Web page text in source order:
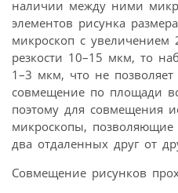
наличии между ними
элементов рисунка
микроскоп с увеличением
резкости 10–15 мкм, то
1–3 мкм, что не
совмещение по площади
поэтому для совмещения
микроскопы,
два отдаленных друг от
Совмещение рисунков